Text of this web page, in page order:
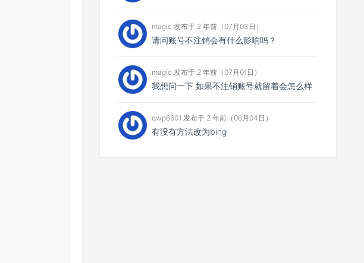
magic 发布于 2 年前（07月03日）
请问账号不注销会有什么影响吗？
magic 发布于 2 年前（07月01日）
我想问一下 如果不注销账号就留着会怎么样
qwp6601 发布于 2 年前（06月04日）
有没有方法改为bing